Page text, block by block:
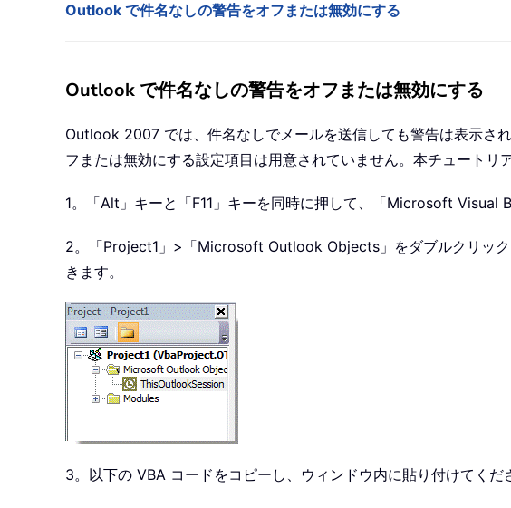
Outlook で件名なしの警告をオフまたは無効にする
Outlook で件名なしの警告をオフまたは無効にする
Outlook 2007 では、件名なしでメールを送信しても警告は表示さ
フまたは無効にする設定項目は用意されていません。本チュート
1。「Alt」キーと「F11」キーを同時に押して、「Microsoft
2。「Project1」>「Microsoft Outlook Objects」をダブルクリッ
きます。
3。以下の VBA コードをコピーし、ウィンドウ内に貼り付けてくだ